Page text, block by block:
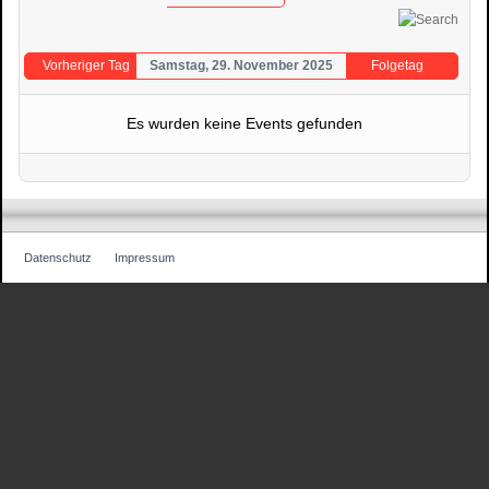
Vorheriger Tag Samstag, 29. November 2025 Folgetag
Es wurden keine Events gefunden
Datenschutz Impressum